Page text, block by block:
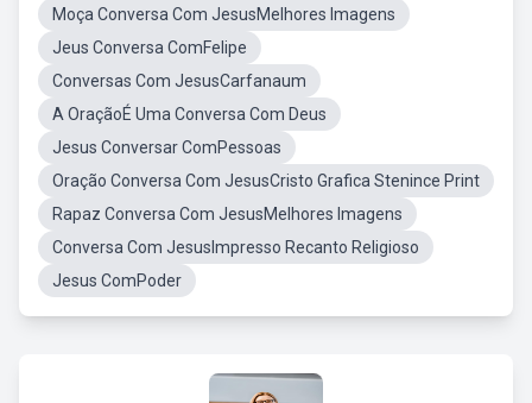
Moça Conversa Com JesusMelhores Imagens
Jeus Conversa ComFelipe
Conversas Com JesusCarfanaum
A OraçãoÉ Uma Conversa Com Deus
Jesus Conversar ComPessoas
Oração Conversa Com JesusCristo Grafica Stenince Print
Rapaz Conversa Com JesusMelhores Imagens
Conversa Com JesusImpresso Recanto Religioso
Jesus ComPoder